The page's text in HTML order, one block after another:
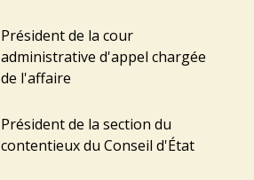
Président de la cour
administrative d'appel chargée
de l'affaire
Président de la section du
contentieux du Conseil d'État